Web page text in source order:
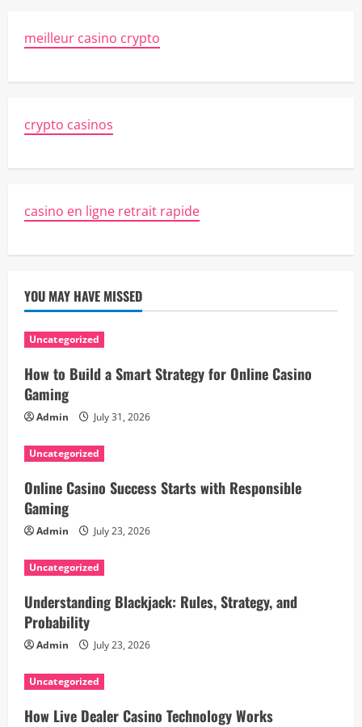
meilleur casino crypto
crypto casinos
casino en ligne retrait rapide
YOU MAY HAVE MISSED
Uncategorized
How to Build a Smart Strategy for Online Casino
Gaming
Admin July 31, 2026
Uncategorized
Online Casino Success Starts with Responsible
Gaming
Admin July 23, 2026
Uncategorized
Understanding Blackjack: Rules, Strategy, and
Probability
Admin July 23, 2026
Uncategorized
How Live Dealer Casino Technology Works